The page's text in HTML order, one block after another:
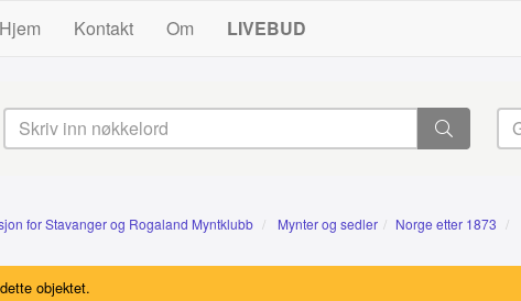
Hjem Kontakt Om LIVEBUD
for Stavanger og Rogaland Myntklubb Mynter og sedler Norge etter 1873
objektet.